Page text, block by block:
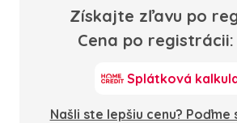
Získajte zľavu po
Cena po registrácii:
Splátková
Našli ste lepšiu cenu?